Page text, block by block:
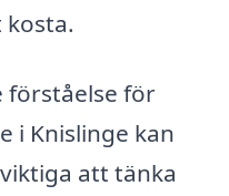
förståelse för
i Knislinge kan
att tänka